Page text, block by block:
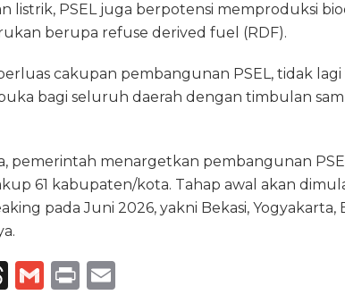
listrik, PSEL juga berpotensi memproduksi
berupa refuse derived fuel (RDF).
cakupan pembangunan PSEL, tidak lagi
bagi seluruh daerah dengan timbulan
pemerintah menargetkan pembangunan
61 kabupaten/kota. Tahap awal akan
pada Juni 2026, yakni Bekasi, Yogyakarta,
T
G P